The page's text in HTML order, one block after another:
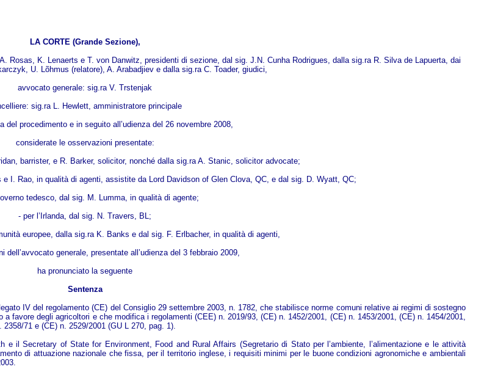
LA CORTE (Grande Sezione),
Rosas, K. Lenaerts e T. von Danwitz, presidenti di sezione, dal sig. J.N. Cunha Rodrigues, dalla sig.ra R. Silva de Lapuerta, dai
U. Lõhmus (relatore), A. Arabadjiev e dalla sig.ra C. Toader, giudici,
avvocato generale: sig.ra V. Trstenjak
sig.ra L. Hewlett, amministratore principale
del procedimento e in seguito all’udienza del 26 novembre 2008,
considerate le osservazioni presentate:
barrister, e R. Barker, solicitor, nonché dalla sig.ra A. Stanic, solicitor advocate;
I. Rao, in qualità di agenti, assistite da Lord Davidson of Glen Clova, QC, e dal sig. D. Wyatt, QC;
tedesco, dal sig. M. Lumma, in qualità di agente;
- per l’Irlanda, dal sig. N. Travers, BL;
europee, dalla sig.ra K. Banks e dal sig. F. Erlbacher, in qualità di agenti,
dell’avvocato generale, presentate all’udienza del 3 febbraio 2009,
ha pronunciato la seguente
Sentenza
IV del regolamento (CE) del Consiglio 29 settembre 2003, n. 1782, che stabilisce norme comuni relative ai regimi di sostegno
favore degli agricoltori e che modifica i regolamenti (CEE) n. 2019/93, (CE) n. 1452/2001, (CE) n. 1453/2001, (CE) n. 1454/2001,
71 e (CE) n. 2529/2001 (GU L 270, pag. 1).
il Secretary of State for Environment, Food and Rural Affairs (Segretario di Stato per l’ambiente, l’alimentazione e le attività
di attuazione nazionale che fissa, per il territorio inglese, i requisiti minimi per le buone condizioni agronomiche e ambientali